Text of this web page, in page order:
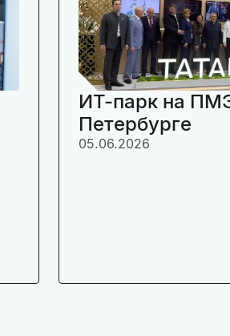
ИТ-парк на
Петербурге
05.06.2026